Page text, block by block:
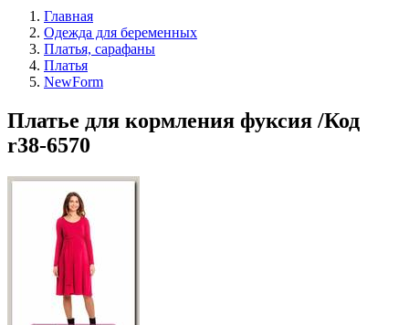
Главная
Одежда для беременных
Платья, сарафаны
Платья
NewForm
Платье для кормления фуксия /Код
r38-6570